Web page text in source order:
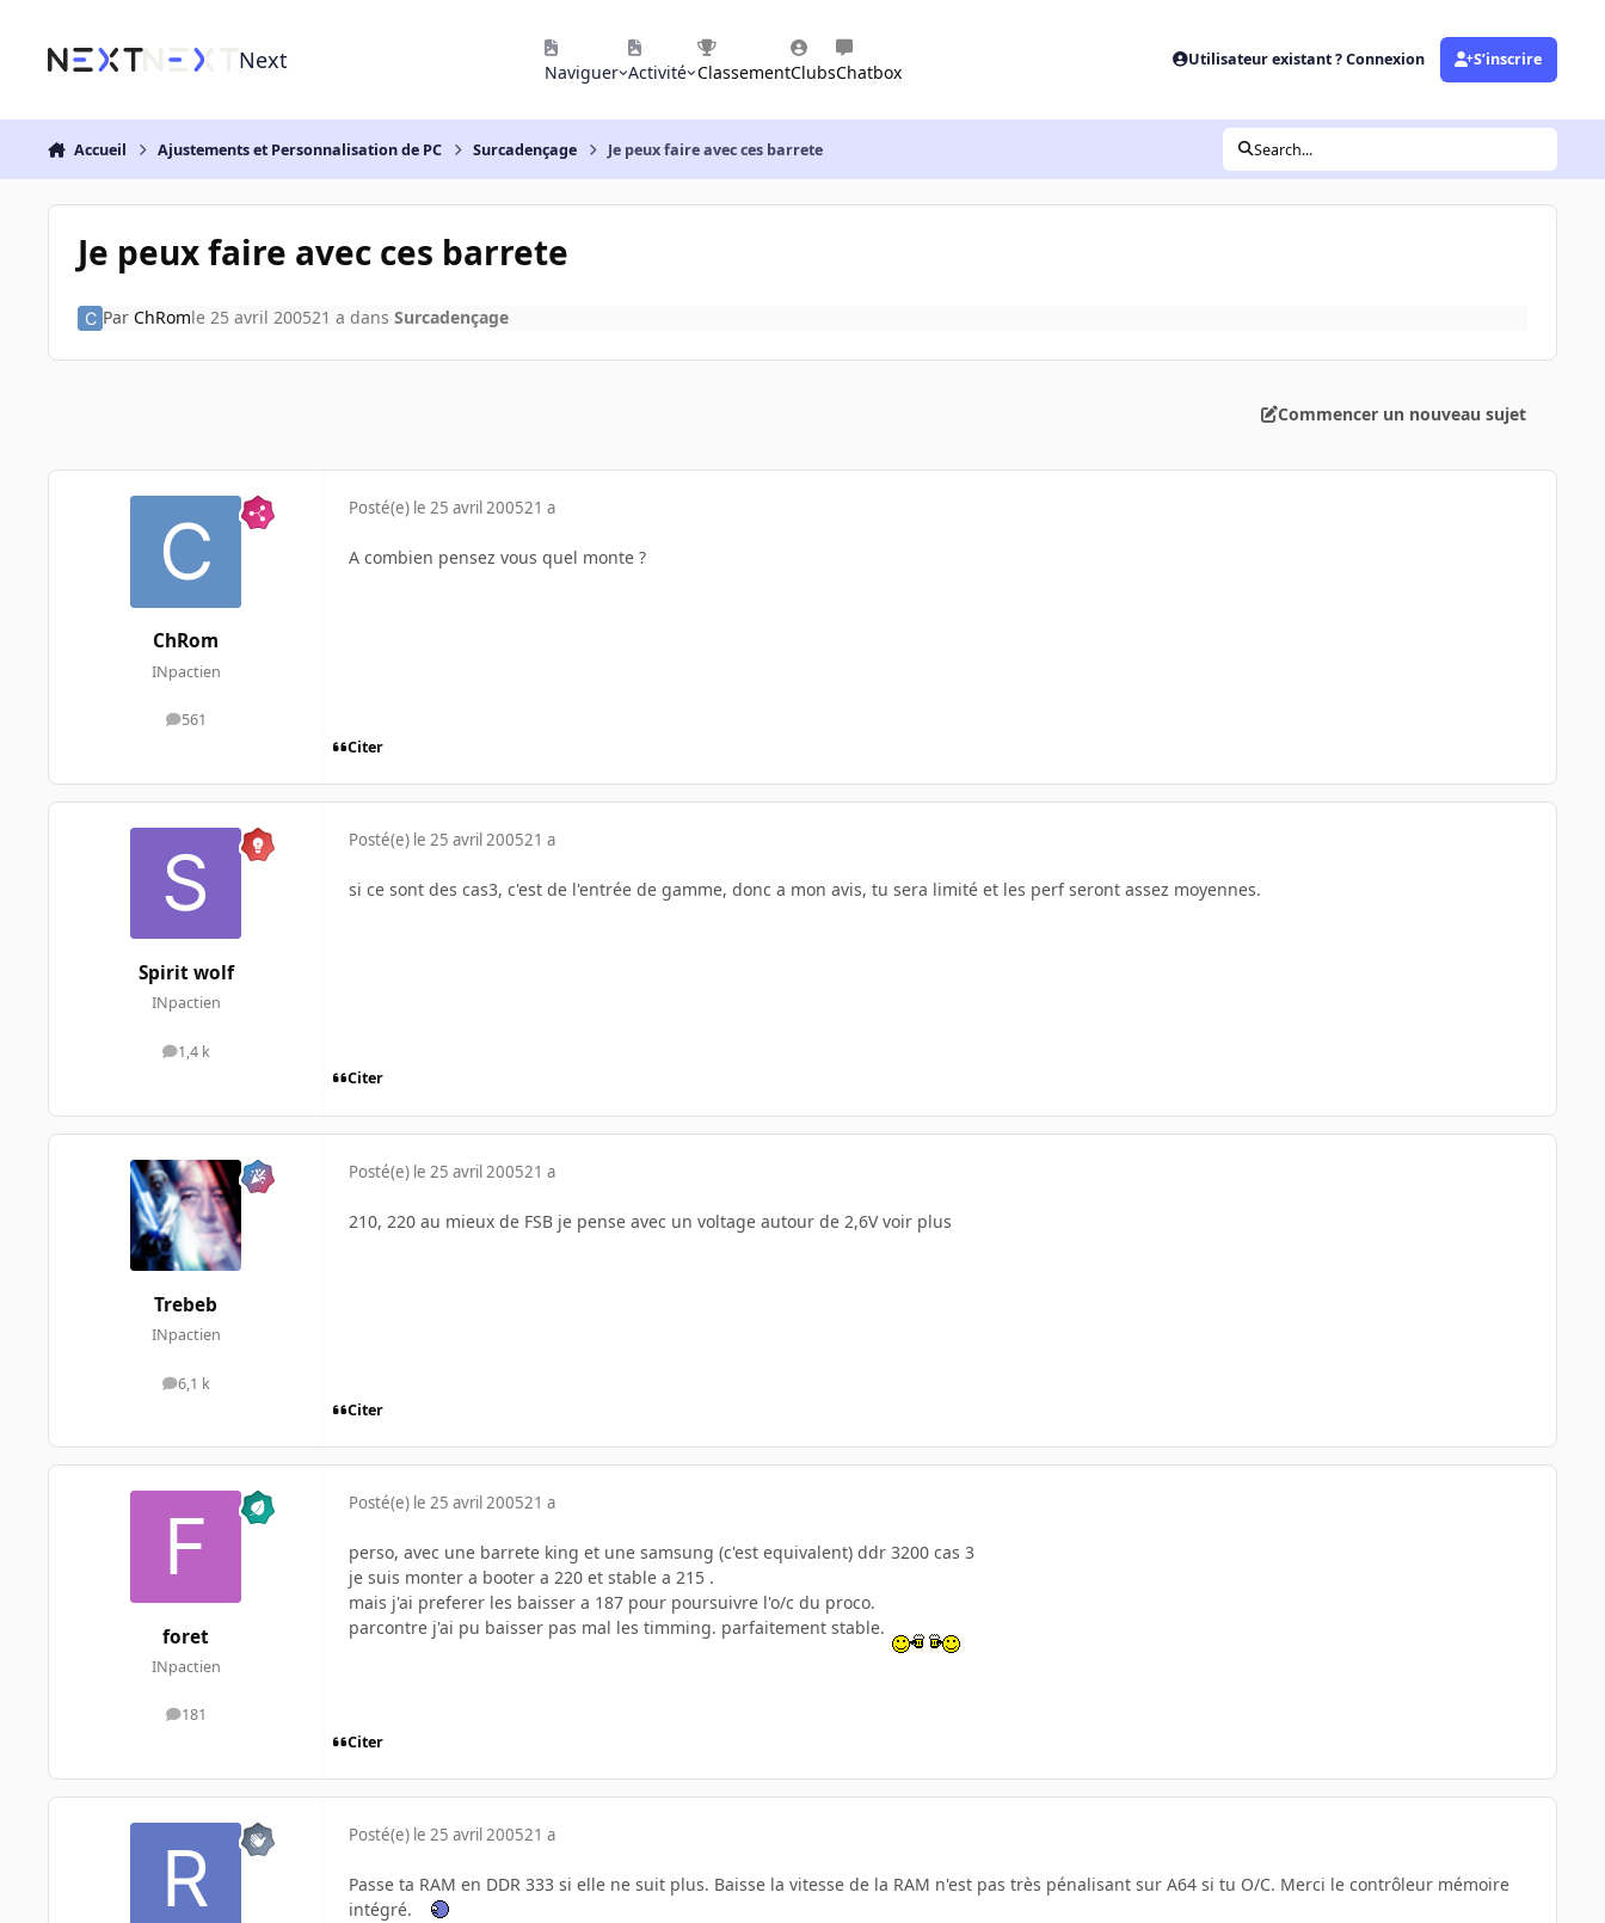
Next Naviguer Activité ClassementClubsChatbox
Utilisateur existant ? Connexion S’inscrire
Accueil Ajustements et Personnalisation de PC Surcadençage Je peux faire avec ces barrete Search...
Je peux faire avec ces barrete
Par ChRomle 25 avril 200521 a dans Surcadençage
Commencer un nouveau sujet
ChRom
INpactien
561
messages
Posté(e) le 25 avril 200521 a
A combien pensez vous quel monte ?
Citer
Spirit wolf
INpactien
1,4 k
messages
Posté(e) le 25 avril 200521 a
si ce sont des cas3, c'est de l'entrée de gamme, donc a mon avis, tu sera limité et les perf seront assez moyennes.
Citer
Trebeb
INpactien
6,1 k
messages
Posté(e) le 25 avril 200521 a
210, 220 au mieux de FSB je pense avec un voltage autour de 2,6V voir plus
Citer
foret
INpactien
181
messages
Posté(e) le 25 avril 200521 a
perso, avec une barrete king et une samsung (c'est equivalent) ddr 3200 cas 3
je suis monter a booter a 220 et stable a 215 .
mais j'ai preferer les baisser a 187 pour poursuivre l'o/c du proco.
parcontre j'ai pu baisser pas mal les timming. parfaitement stable.
Citer
Posté(e) le 25 avril 200521 a
Passe ta RAM en DDR 333 si elle ne suit plus. Baisse la vitesse de la RAM n'est pas très pénalisant sur A64 si tu O/C. Merci le contrôleur mémoire
intégré.